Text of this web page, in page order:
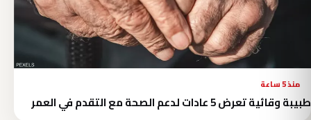
منذ 5 ساعة
طبيبة وقائية تعرض 5 عادات لدعم الصحة مع التقدم في العمر